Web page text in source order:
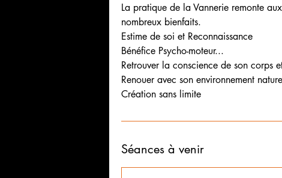
La pratique de la Vannerie remonte
nombreux bienfaits.
Estime de soi et Reconnaissance
Bénéfice Psycho-moteur...
Retrouver la conscience de son corps
Renouer avec son environnement naturel
Création sans limite
Séances à venir